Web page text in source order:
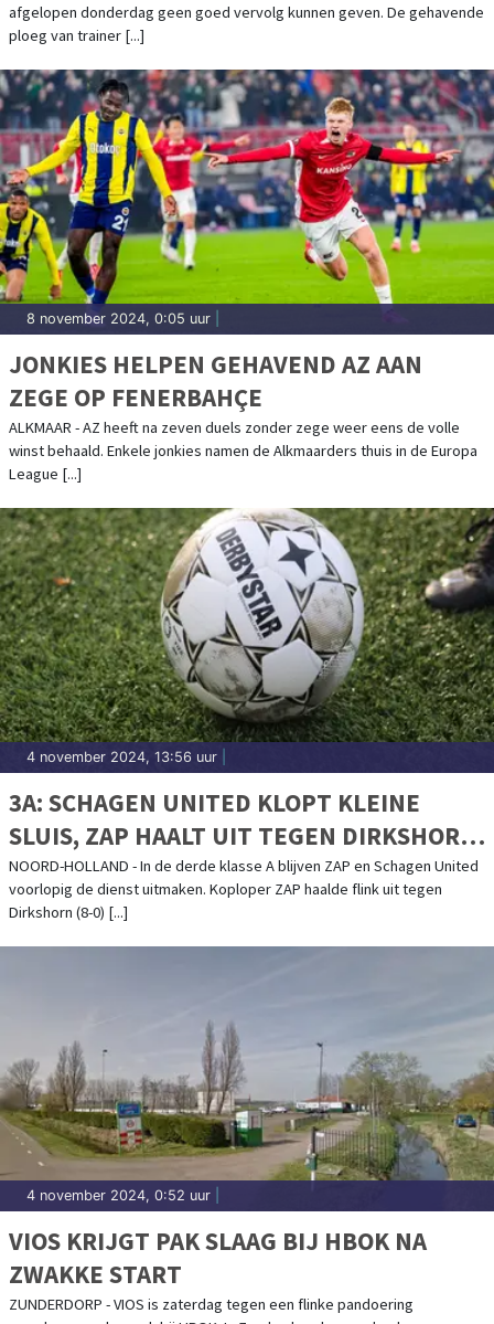
afgelopen donderdag geen goed vervolg kunnen geven. De gehavende
ploeg van trainer [...]
8 november 2024, 0:05 uur
JONKIES HELPEN GEHAVEND AZ AAN
ZEGE OP FENERBAHÇE
ALKMAAR - AZ heeft na zeven duels zonder zege weer eens de volle
winst behaald. Enkele jonkies namen de Alkmaarders thuis in de Europa
League [...]
4 november 2024, 13:56 uur
3A: SCHAGEN UNITED KLOPT KLEINE
SLUIS, ZAP HAALT UIT TEGEN DIRKSHORN
EN FC DEN HELDER KLIMT NAAR VIERDE
PLAATS
NOORD-HOLLAND - In de derde klasse A blijven ZAP en Schagen United
voorlopig de dienst uitmaken. Koploper ZAP haalde flink uit tegen
Dirkshorn (8-0) [...]
4 november 2024, 0:52 uur
VIOS KRIJGT PAK SLAAG BIJ HBOK NA
ZWAKKE START
ZUNDERDORP - VIOS is zaterdag tegen een flinke pandoering